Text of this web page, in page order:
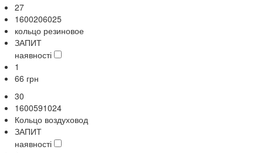
27
1600206025
кольцо резиновое
ЗАПИТ
наявності
1
66 грн
30
1600591024
Кольцо воздуховод
ЗАПИТ
наявності